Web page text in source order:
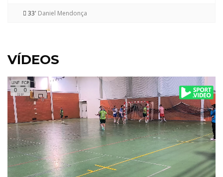
33' Daniel Mendonça
VÍDEOS